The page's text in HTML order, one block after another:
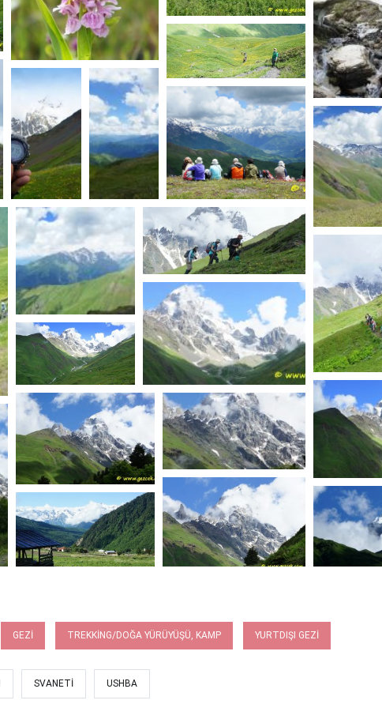
GEZI TREKKING/DOĞA YÜRÜYÜŞÜ, KAMP YURTDIŞI GEZI
SVANETI USHBA